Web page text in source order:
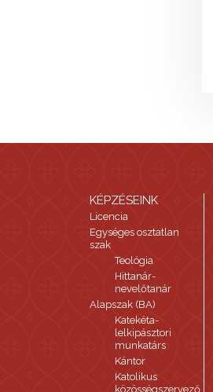
KÉPZÉSEINK
Licencia
Egységes osztatlan
szak
Teológia
Hittanár-
nevelőtanár
Alapszak (BA)
Katekéta-
lelkipásztori
munkatárs
Kántor
Katolikus
közösségszervező